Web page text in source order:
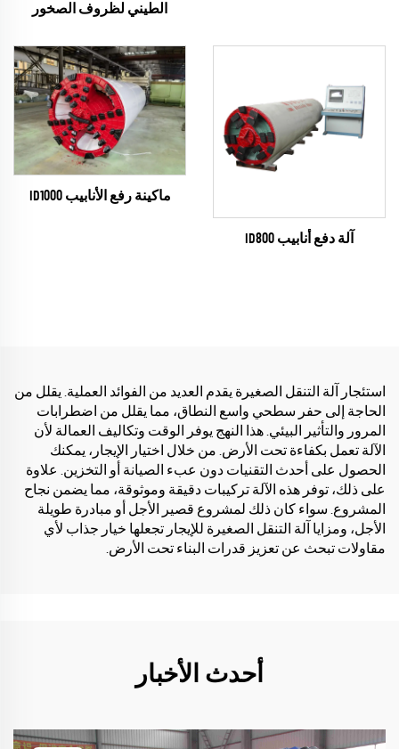
الطيني لظروف الصخور
آلة دفع أنابيب ID800
ماكينة رفع الأنابيب ID1000
استئجار آلة التنقل الصغيرة يقدم العديد من الفوائد العملية. يقلل من
الحاجة إلى حفر سطحي واسع النطاق، مما يقلل من اضطرابات
المرور والتأثير البيئي. هذا النهج يوفر الوقت وتكاليف العمالة لأن
الآلة تعمل بكفاءة تحت الأرض. من خلال اختيار الإيجار، يمكنك
الحصول على أحدث التقنيات دون عبء الصيانة أو التخزين. علاوة
على ذلك، توفر هذه الآلة تركيبات دقيقة وموثوقة، مما يضمن نجاح
المشروع. سواء كان ذلك لمشروع قصير الأجل أو مبادرة طويلة
الأجل، ومزايا آلة التنقل الصغيرة للإيجار تجعلها خيار جذاب لأي
مقاولات تبحث عن تعزيز قدرات البناء تحت الأرض.
أحدث الأخبار